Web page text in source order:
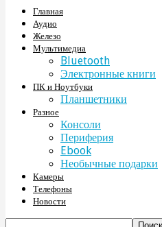
Главная
Аудио
Железо
Мультимедиа
Bluetooth
Электронные книги
ПК и Ноутбуки
Планшетники
Разное
Консоли
Периферия
Ebook
Необычные подарки
Камеры
Телефоны
Новости